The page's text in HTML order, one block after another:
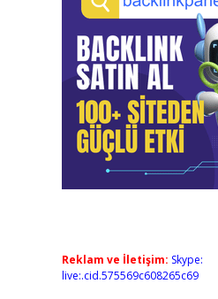
Reklam ve İletişim: Skype:
live:.cid.575569c608265c69